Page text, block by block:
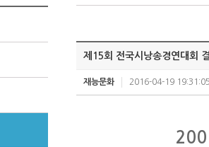
제15회 전국시낭송경연대회
재능문화 2016-04-19